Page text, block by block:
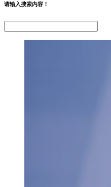
请输入搜索内容！